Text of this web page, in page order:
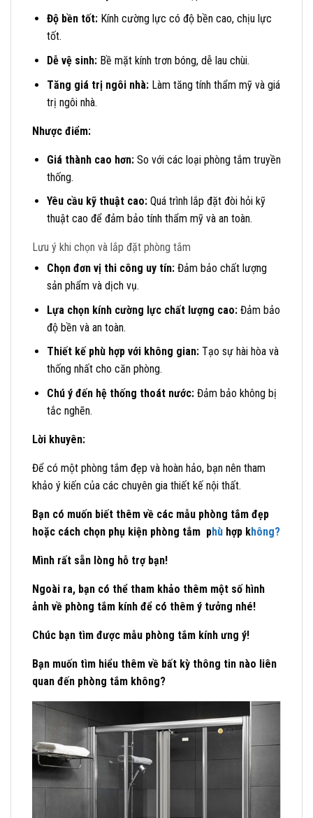
Độ bền tốt:Kính cường lực có độ bền cao, chịu lực
tốt.
Dễ vệ sinh:Bề mặt kính trơn bóng, dễ lau chùi.
Tăng giá trị ngôi nhà:Làm tăng tính thẩm mỹ và giá
trị ngôi nhà.
Nhược điểm:
Giá thành cao hơn:So với các loại phòng tắm truyền
thống.
Yêu cầu kỹ thuật cao:Quá trình lắp đặt đòi hỏi kỹ
thuật cao để đảm bảo tính thẩm mỹ và an toàn.
Lưu ý khi chọn và lắp đặt phòng tắm
Chọn đơn vị thi công uy tín:Đảm bảo chất lượng
sản phẩm và dịch vụ.
Lựa chọn kính cường lực chất lượng cao:Đảm bảo
độ bền và an toàn.
Thiết kế phù hợp với không gian:Tạo sự hài hòa và
thống nhất cho căn phòng.
Chú ý đến hệ thống thoát nước:Đảm bảo không bị
tắc nghẽn.
Lời khuyên:
Để có một phòng tắm đẹp và hoàn hảo, bạn nên tham
khảo ý kiến của các chuyên gia thiết kế nội thất.
Bạn có muốn biết thêm về các mẫu phòng tắm đẹp
hoặc cách chọn phụ kiện phòng tắm phù hợp không?
Mình rất sẵn lòng hỗ trợ bạn!
Ngoài ra, bạn có thể tham khảo thêm một số hình
ảnh về phòng tắm kính để có thêm ý tưởng nhé!
Chúc bạn tìm được mẫu phòng tắm kính ưng ý!
Bạn muốn tìm hiểu thêm về bất kỳ thông tin nào liên
quan đến phòng tắm không?